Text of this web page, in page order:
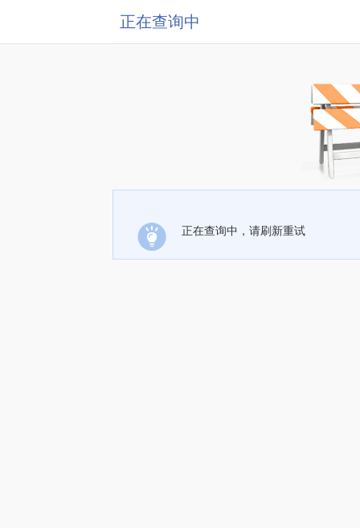
正在查询中
正在查询中，请刷新重试